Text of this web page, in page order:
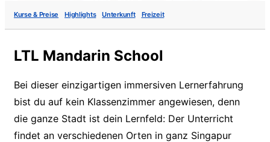
Kurse & Preise Highlights Unterkunft Freizeit
LTL Mandarin School
Bei dieser einzigartigen immersiven Lernerfahrung
bist du auf kein Klassenzimmer angewiesen, denn
die ganze Stadt ist dein Lernfeld: Der Unterricht
findet an verschiedenen Orten in ganz Singapur